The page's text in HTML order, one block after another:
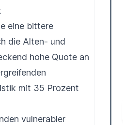
eine bittere
die Alten- und
hohe Quote an
mit 35 Prozent
vulnerabler